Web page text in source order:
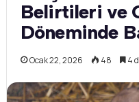
Belirtileri ve
Döneminde
Ocak 22, 2026 48 4